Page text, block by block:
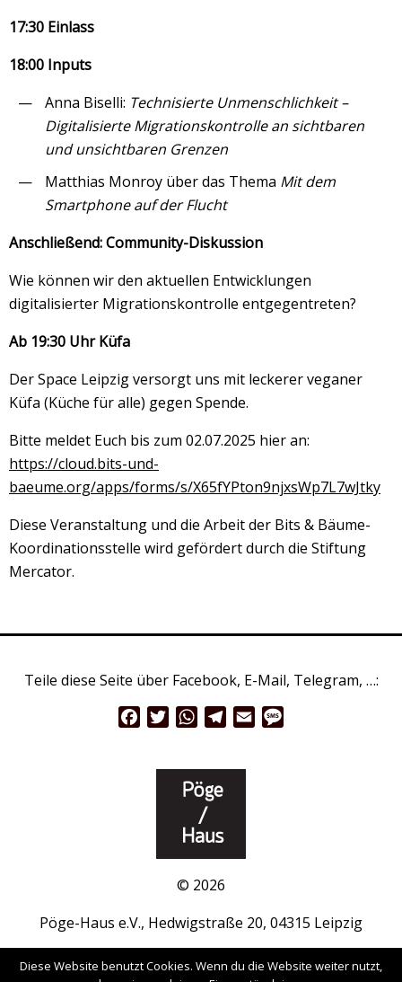
17:30 Einlass
18:00 Inputs
Anna Biselli: Technisierte Unmenschlichkeit –
Digitalisierte Migrationskontrolle an sichtbaren
und unsichtbaren Grenzen
Matthias Monroy über das Thema Mit dem
Smartphone auf der Flucht
Anschließend: Community-Diskussion
Wie können wir den aktuellen Entwicklungen
digitalisierter Migrationskontrolle entgegentreten?
Ab 19:30 Uhr Küfa
Der Space Leipzig versorgt uns mit leckerer veganer
Küfa (Küche für alle) gegen Spende.
Bitte meldet Euch bis zum 02.07.2025 hier an:
https://cloud.bits-und-
baeume.org/apps/forms/s/X65fYPton9njxsWp7L7wJtky
Diese Veranstaltung und die Arbeit der Bits & Bäume-
Koordinationsstelle wird gefördert durch die Stiftung
Mercator.
Teile diese Seite über Facebook, E-Mail, Telegram, …:
FacebookTwitterWhatsApp
Telegram
Email
© 2026
Pöge-Haus e.V., Hedwigstraße 20, 04315 Leipzig
www.pöge-haus.de|Facebook|Instagram
Diese Website benutzt Cookies. Wenn du die Website weiter nutzt,